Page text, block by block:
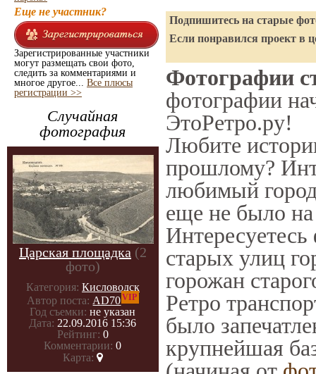
Еще не участник?
Зарегистрированные участники
могут размещать свои фото,
следить за комментариями и
многое другое... Все плюсы
регистрации >>
Случайная
фотография
Царская площадка (2
фото)
Категория: Кисловодск
Автор поста: AD70VIP
Год съемки: не указан
Дата: 22.09.2016 15:36
Рейтинг: 0
Комментарии: 0
Карта:
Подпишитесь на старые
Если понравился проект в
Фотографии
фотографии
ЭтоРетро.ру!
Любите
прошлому?
любимый
еще не было на
Интересуетесь
старых улиц
горожан
Ретро
было
крупнейшая